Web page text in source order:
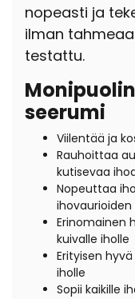
nopeasti ja
ilman
testattu.
seerumi
Viilentää ja
Rauhoittaa
kutisevaa
Nopeuttaa
Erinomainen
kuivalle iholle
Erityisen
iholle
Sopii kaikille